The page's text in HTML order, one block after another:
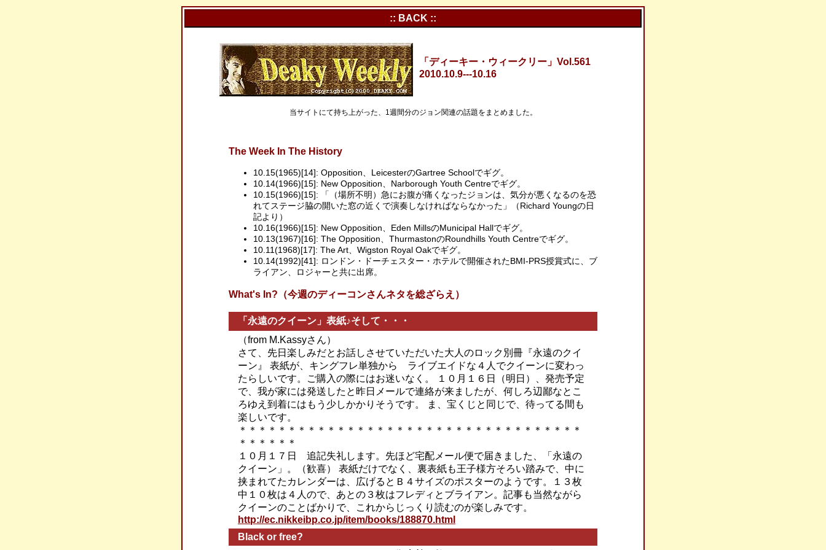
:: BACK ::
「ディーキー・ウィークリー」Vol.561
2010.10.9---10.16
当サイトにて持ち上がった、1週間分のジョン関連の話題をまとめました。
The Week In The History
10.15(1965)[14]: Opposition、LeicesterのGartree Schoolでギグ。
10.14(1966)[15]: New Opposition、Narborough Youth Centreでギグ。
10.15(1966)[15]: 「（場所不明）急にお腹が痛くなったジョンは、気分が悪くなるのを恐
れてステージ脇の開いた窓の近くで演奏しなければならなかった」（Richard Youngの日
記より）
10.16(1966)[15]: New Opposition、Eden MillsのMunicipal Hallでギグ。
10.13(1967)[16]: The Opposition、ThurmastonのRoundhills Youth Centreでギグ。
10.11(1968)[17]: The Art、Wigston Royal Oakでギグ。
10.14(1992)[41]: ロンドン・ドーチェスター・ホテルで開催されたBMI-PRS授賞式に、ブ
ライアン、ロジャーと共に出席。
What's In?（今週のディーコンさんネタを総ざらえ）
「永遠のクイーン」表紙♪そして・・・
（from M.Kassyさん）
さて、先日楽しみだとお話しさせていただいた大人のロック別冊『永遠のクイ
ーン』 表紙が、キングフレ単独から ライブエイドな４人でクイーンに変わっ
たらしいです。ご購入の際にはお迷いなく。 １０月１６日（明日）、発売予定
で、我が家には発送したと昨日メールで連絡が来ましたが、何しろ辺鄙なとこ
ろゆえ到着にはもう少しかかりそうです。 ま、宝くじと同じで、待ってる間も
楽しいです。
＊＊＊＊＊＊＊＊＊＊＊＊＊＊＊＊＊＊＊＊＊＊＊＊＊＊＊＊＊＊＊＊＊＊＊
＊＊＊＊＊＊
１０月１７日 追記失礼します。先ほど宅配メール便で届きました、「永遠の
クイーン」。（歓喜） 表紙だけでなく、裏表紙も王子様方そろい踏みで、中に
挟まれてたカレンダーは、広げるとＢ４サイズのポスターのようです。１３枚
中１０枚は４人ので、あとの３枚はフレディとブライアン。記事も当然ながら
クイーンのことばかりで、これからじっくり読むのが楽しみです。
http://ec.nikkeibp.co.jp/item/books/188870.html
Black or free?